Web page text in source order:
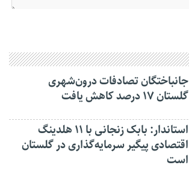
جانباختگان تصادفات درون‌شهری
گلستان ۱۷ درصد کاهش یافت
استاندار: بابک زنجانی با ۱۱ هلدینگ
اقتصادی پیگیر سرمایه‌گذاری در گلستان
است